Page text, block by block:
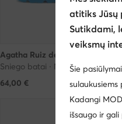
Agatha Ruiz de la Prada
Sniego batai · Mėlyna
64,00 €
atitiks Jūsų
Sutikdami,
veiksmų
Šie
sulaukusiems
Kadangi
išsaugo ir